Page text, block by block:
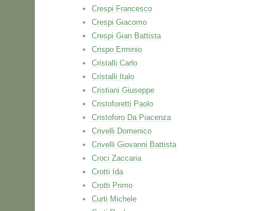
Crespi Francesco
Crespi Giacomo
Crespi Gian Battista
Crispo Erminio
Cristalli Carlo
Cristalli Italo
Cristiani Giuseppe
Cristoforetti Paolo
Cristoforo Da Piacenza
Crivelli Domenico
Crivelli Giovanni Battista
Croci Zaccaria
Crotti Ida
Crotti Primo
Curti Michele